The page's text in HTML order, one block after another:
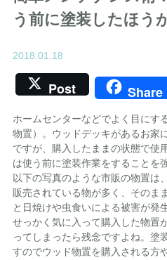
う前に塗装したほう
2018.01.18
Post Share
ホームセンターなどでよく目にす
物置）。ウッドデッキがあるお家
ですが、購入したままの状態で使
は使う前に塗装作業をすることを
以下の写真のような市販の物置は
販売されている物が多く、そのま
と日焼けや虫食いによる被害が発
せっかく気に入って購入した物置
ってしまったら残念ですよね。塗
すのでウッド物置を購入される方